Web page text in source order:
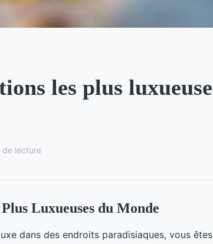
les plus
de lecture
Luxueuses du Monde
dans des endroits paradisiaques, vous